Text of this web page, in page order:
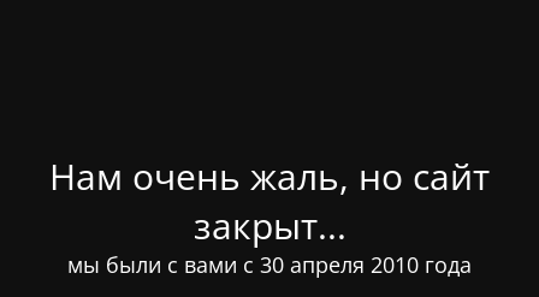
Нам очень жаль, но сайт
закрыт...
мы были с вами с 30 апреля 2010 года